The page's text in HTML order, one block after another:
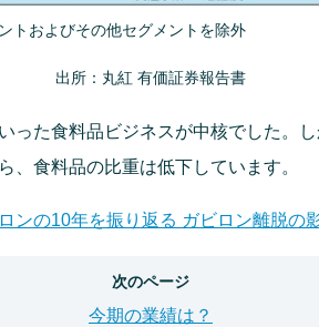
トおよびその他セグメントを除外
出所：丸紅 有価証券報告書
った食料品ビジネスが中核でした。
、食料品の比重は低下しています。
ンの10年を振り返る ガビロン離脱の
次のページ
今期の業績は？